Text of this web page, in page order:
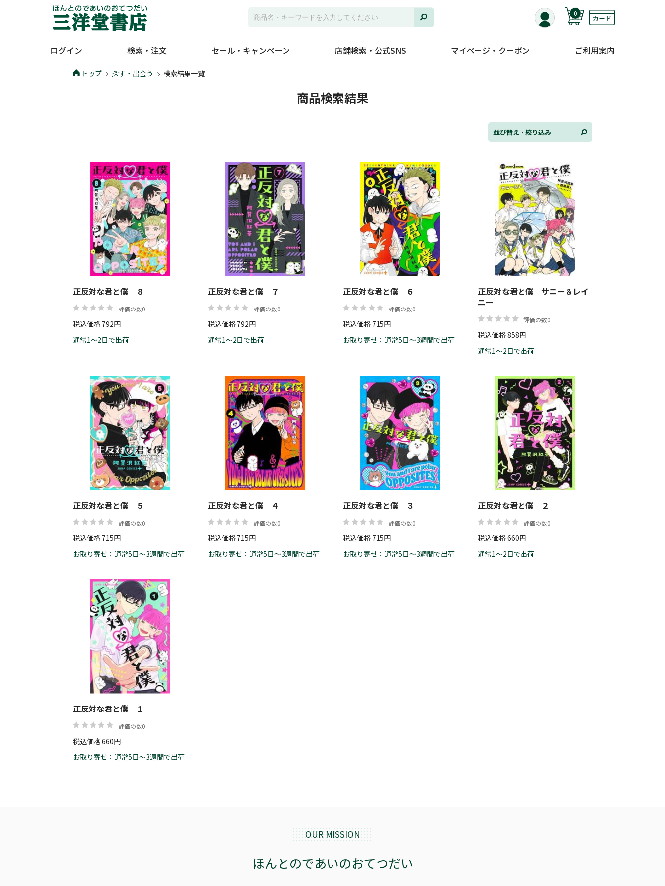
0
ログイン 検索・注文 セール・キャンペーン 店舗検索・公式SNS マイページ・クーポン ご利用案内
トップ 探す・出会う 検索結果一覧
商品検索結果
並び替え・絞り込み
並び替え
在庫状況
価格帯
リセット
正反対な君と僕 ８
評価の数0
税込価格 792円
通常1～2日で出荷
正反対な君と僕 ７
評価の数0
税込価格 792円
通常1～2日で出荷
正反対な君と僕 ６
評価の数0
税込価格 715円
お取り寄せ：通常5日～3週間で出荷
正反対な君と僕 サニー＆レイ
ニー
評価の数0
税込価格 858円
通常1～2日で出荷
正反対な君と僕 ５
評価の数0
税込価格 715円
お取り寄せ：通常5日～3週間で出荷
正反対な君と僕 ４
評価の数0
税込価格 715円
お取り寄せ：通常5日～3週間で出荷
正反対な君と僕 ３
評価の数0
税込価格 715円
お取り寄せ：通常5日～3週間で出荷
正反対な君と僕 ２
評価の数0
税込価格 660円
通常1～2日で出荷
正反対な君と僕 １
評価の数0
税込価格 660円
お取り寄せ：通常5日～3週間で出荷
OUR MISSION
ほんとのであいのおてつだい